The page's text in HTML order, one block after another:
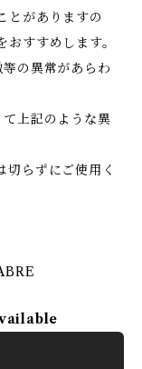
とがありますの
すすめします。
等の異常があらわ
て上記のような異
らずにご使用く